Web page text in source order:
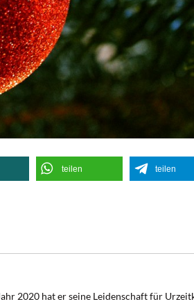
teilen teilen
2020 hat er seine Leidenschaft für